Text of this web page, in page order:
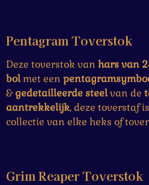
Pentagram Toverstok
Deze toverstok van hars van
bolmet een
& gedetailleerde steelvan de
aantrekkelijk, deze toverstaf
collectie van elke heks of
Grim Reaper Toverstok